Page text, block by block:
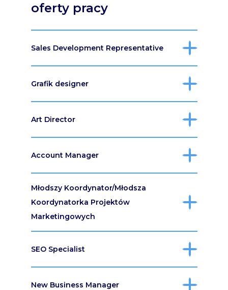
oferty pracy
Sales Development Representative
Grafik designer
Art Director
Account Manager
Młodszy Koordynator/Młodsza
Koordynatorka Projektów
Marketingowych
SEO Specialist
New Business Manager